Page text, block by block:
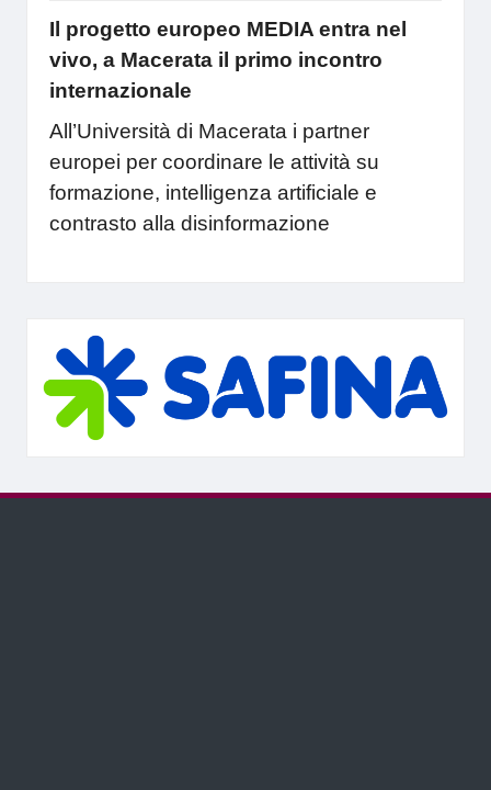
Il progetto europeo MEDIA entra nel
vivo, a Macerata il primo incontro
internazionale
All’Università di Macerata i partner
europei per coordinare le attività su
formazione, intelligenza artificiale e
contrasto alla disinformazione